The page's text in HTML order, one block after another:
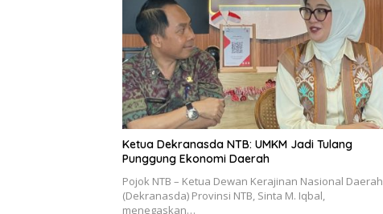
Ketua Dekranasda NTB: UMKM Jadi Tulang
Punggung Ekonomi Daerah
Pojok NTB – Ketua Dewan Kerajinan Nasional Daerah
(Dekranasda) Provinsi NTB, Sinta M. Iqbal,
menegaskan…